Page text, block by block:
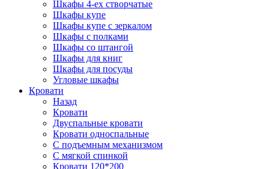
Шкафы 4-ех створчатые
Шкафы купе
Шкафы купе с зеркалом
Шкафы с полками
Шкафы со штангой
Шкафы для книг
Шкафы для посуды
Угловые шкафы
Кровати
Назад
Кровати
Двуспальные кровати
Кровати односпальные
С подъемным механизмом
С мягкой спинкой
Кровати 120*200